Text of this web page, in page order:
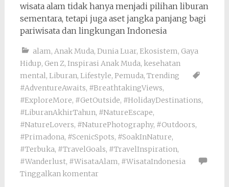
wisata alam tidak hanya menjadi pilihan liburan
sementara, tetapi juga aset jangka panjang bagi
pariwisata dan lingkungan Indonesia
alam, Anak Muda, Dunia Luar, Ekosistem, Gaya
Hidup, Gen Z, Inspirasi Anak Muda, kesehatan
mental, Liburan, Lifestyle, Pemuda, Trending
#AdventureAwaits, #BreathtakingViews,
#ExploreMore, #GetOutside, #HolidayDestinations,
#LiburanAkhirTahun, #NatureEscape,
#NatureLovers, #NaturePhotography, #Outdoors,
#Primadona, #ScenicSpots, #SoakInNature,
#Terbuka, #TravelGoals, #TravelInspiration,
#Wanderlust, #WisataAlam, #WisataIndonesia
Tinggalkan komentar